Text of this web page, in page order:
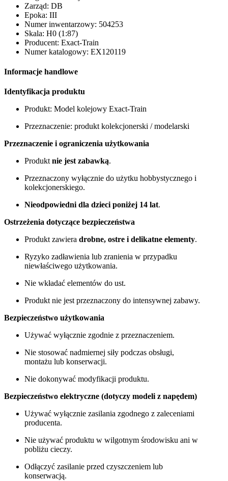
Zarząd: DB
Epoka: III
Numer inwentarzowy: 504253
Skala: H0 (1:87)
Producent: Exact-Train
Numer katalogowy: EX120119
Informacje handlowe
Identyfikacja produktu
Produkt: Model kolejowy Exact-Train
Przeznaczenie: produkt kolekcjonerski / modelarski
Przeznaczenie i ograniczenia użytkowania
Produkt nie jest zabawką.
Przeznaczony wyłącznie do użytku hobbystycznego i
kolekcjonerskiego.
Nieodpowiedni dla dzieci poniżej 14 lat.
Ostrzeżenia dotyczące bezpieczeństwa
Produkt zawiera drobne, ostre i delikatne elementy.
Ryzyko zadławienia lub zranienia w przypadku
niewłaściwego użytkowania.
Nie wkładać elementów do ust.
Produkt nie jest przeznaczony do intensywnej zabawy.
Bezpieczeństwo użytkowania
Używać wyłącznie zgodnie z przeznaczeniem.
Nie stosować nadmiernej siły podczas obsługi,
montażu lub konserwacji.
Nie dokonywać modyfikacji produktu.
Bezpieczeństwo elektryczne (dotyczy modeli z napędem)
Używać wyłącznie zasilania zgodnego z zaleceniami
producenta.
Nie używać produktu w wilgotnym środowisku ani w
pobliżu cieczy.
Odłączyć zasilanie przed czyszczeniem lub
konserwacją.